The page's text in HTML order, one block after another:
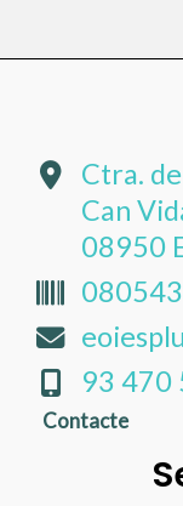
Ctra.
Can
08950
93 470
Contacte